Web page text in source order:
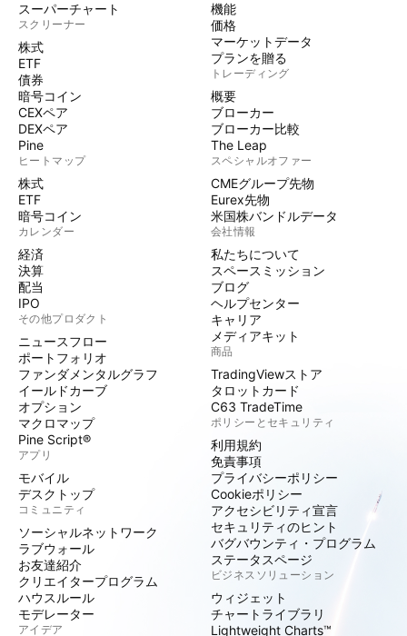
スーパーチャート
スクリーナー
株式
ETF
債券
暗号コイン
CEXペア
DEXペア
Pine
ヒートマップ
株式
ETF
暗号コイン
カレンダー
経済
決算
配当
IPO
その他プロダクト
ニュースフロー
ポートフォリオ
ファンダメンタルグラフ
イールドカーブ
オプション
マクロマップ
Pine Script®
アプリ
モバイル
デスクトップ
コミュニティ
ソーシャルネットワーク
ラブウォール
お友達紹介
クリエイタープログラム
ハウスルール
モデレーター
アイデア
機能
価格
マーケットデータ
プランを贈る
トレーディング
概要
ブローカー
ブローカー比較
The Leap
スペシャルオファー
CMEグループ先物
Eurex先物
米国株バンドルデータ
会社情報
私たちについて
スペースミッション
ブログ
ヘルプセンター
キャリア
メディアキット
商品
TradingViewストア
タロットカード
C63 TradeTime
ポリシーとセキュリティ
利用規約
免責事項
プライバシーポリシー
Cookieポリシー
アクセシビリティ宣言
セキュリティのヒント
バグバウンティ・プログラム
ステータスページ
ビジネスソリューション
ウィジェット
チャートライブラリ
Lightweight Charts™